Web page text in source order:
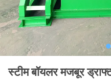
स्टीम बॉयलर मजबूर